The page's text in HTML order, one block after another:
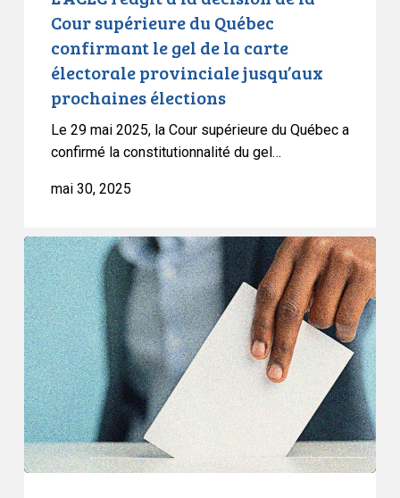
carte
électorale
provinciale
prochaines
Cour supérieure du Québec
confirmant le gel de la carte
électorale provinciale jusqu’aux
prochaines élections
Le 29 mai 2025, la Cour supérieure du Québec a
confirmé la constitutionnalité du gel…
mai 30, 2025
L’ACLC
se
réjouit
de
la
décision
d’Élections
Canada
d’enquêter
sur
les